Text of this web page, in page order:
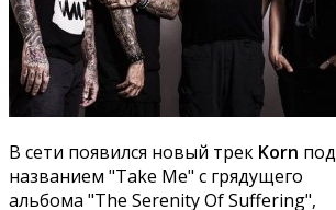
В сети появился новый трек Korn под
названием "Take Me" с грядущего
альбома "The Serenity Of Suffering",